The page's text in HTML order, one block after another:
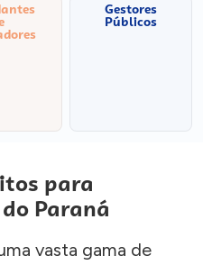
Gestores
Públicos
para
Paraná
vasta gama de